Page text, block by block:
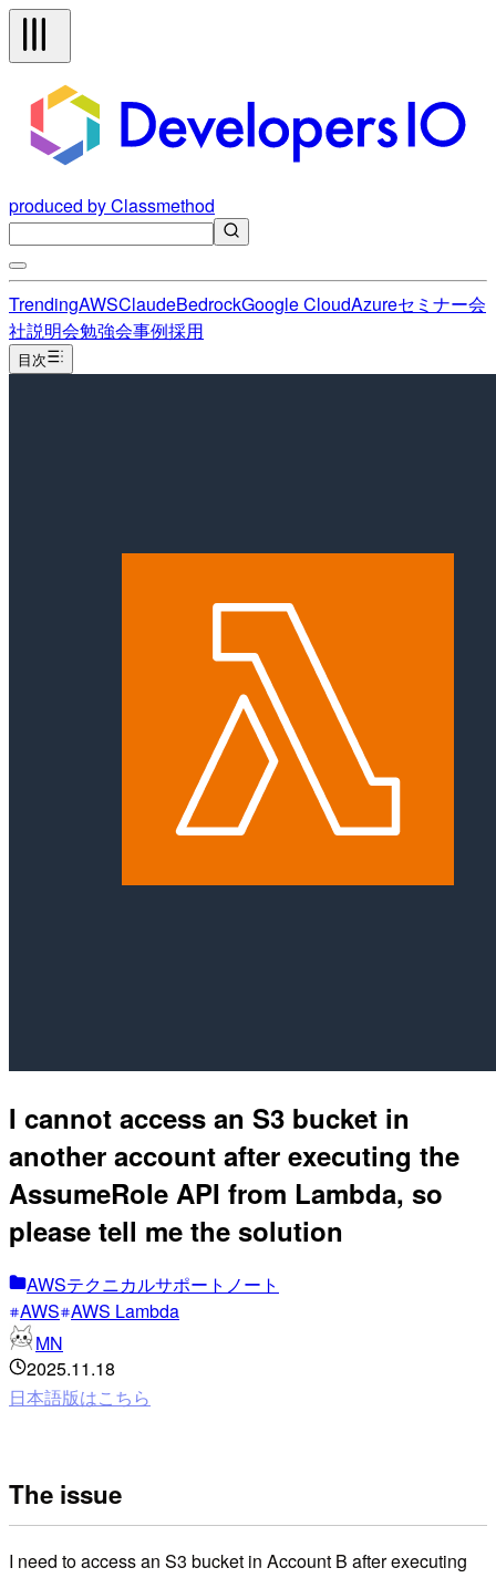
produced by Classmethod
TrendingAWSClaudeBedrockGoogle CloudAzureセミナー会
社説明会勉強会事例採用
目次
I cannot access an S3 bucket in
another account after executing the
AssumeRole API from Lambda, so
please tell me the solution
AWSテクニカルサポートノート
AWS AWS Lambda
MN
2025.11.18
日本語版はこちら
The issue
I need to access an S3 bucket in Account B after executing